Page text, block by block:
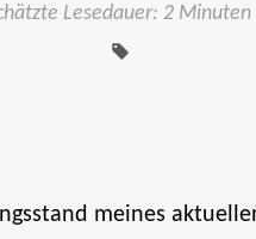
Lesedauer: 2 Minuten
meines